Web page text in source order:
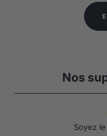
Nos
Soyez